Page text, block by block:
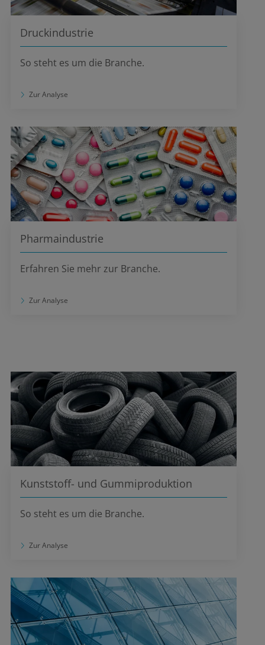
Druckindustrie
So steht es um die Branche.
Zur Analyse
Pharmaindustrie
Erfahren Sie mehr zur Branche.
Zur Analyse
Kunststoff- und Gummiproduktion
So steht es um die Branche.
Zur Analyse